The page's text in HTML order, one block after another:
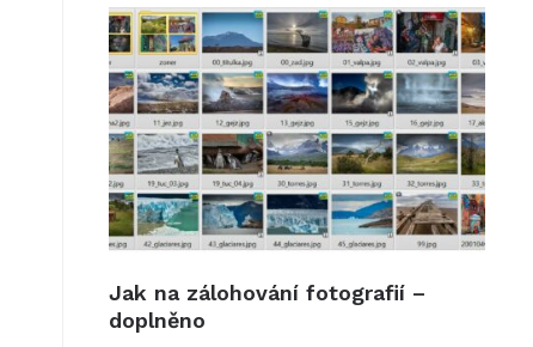
Jak na zálohování fotografií –
doplněno